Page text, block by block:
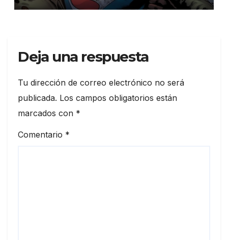
Deja una respuesta
Tu dirección de correo electrónico no será
publicada. Los campos obligatorios están
marcados con *
Comentario *